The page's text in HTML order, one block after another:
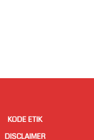
KODE ETIK
DISCLAIMER